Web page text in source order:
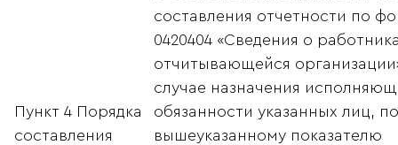
Пункт 4 Порядка
составления
составления отчетности по
0420404 «Сведения о
отчитывающейся
случае назначения
обязанности указанных лиц, по
вышеуказанному показателю